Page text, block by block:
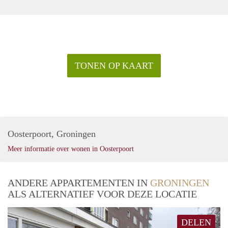
TONEN OP KAART
Oosterpoort, Groningen
Meer informatie over wonen in Oosterpoort
ANDERE APPARTEMENTEN IN GRONINGEN
ALS ALTERNATIEF VOOR DEZE LOCATIE
DELEN